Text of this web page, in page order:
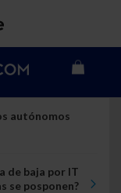
autónomos
de baja por IT
se posponen?